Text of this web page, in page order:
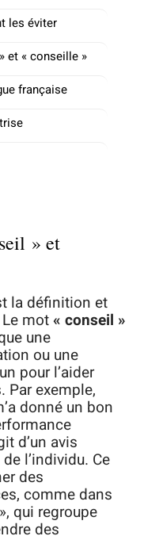
les éviter
et « conseille »
française
» et
la définition et
mot« conseil »
une
ou une
pour l’aider
Par exemple,
donné un bon
d’un avis
l’individu. Ce
des
comme dans
qui regroupe
des